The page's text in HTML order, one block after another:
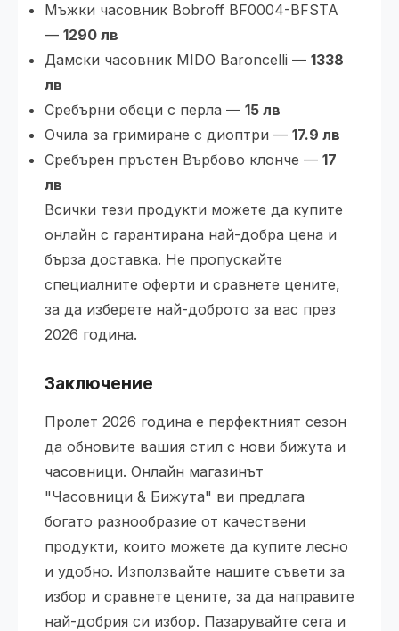
Мъжки часовник Bobroff BF0004-BFSTA
— 1290 лв
Дамски часовник MIDO Baroncelli — 1338
лв
Сребърни обеци с перла — 15 лв
Очила за гримиране с диоптри — 17.9 лв
Сребърен пръстен Върбово клонче — 17
лв
Всички тези продукти можете да купите
онлайн с гарантирана най-добра цена и
бърза доставка. Не пропускайте
специалните оферти и сравнете цените,
за да изберете най-доброто за вас през
2026 година.
Заключение
Пролет 2026 година е перфектният сезон
да обновите вашия стил с нови бижута и
часовници. Онлайн магазинът
"Часовници & Бижута" ви предлага
богато разнообразие от качествени
продукти, които можете да купите лесно
и удобно. Използвайте нашите съвети за
избор и сравнете цените, за да направите
най-добрия си избор. Пазарувайте сега и